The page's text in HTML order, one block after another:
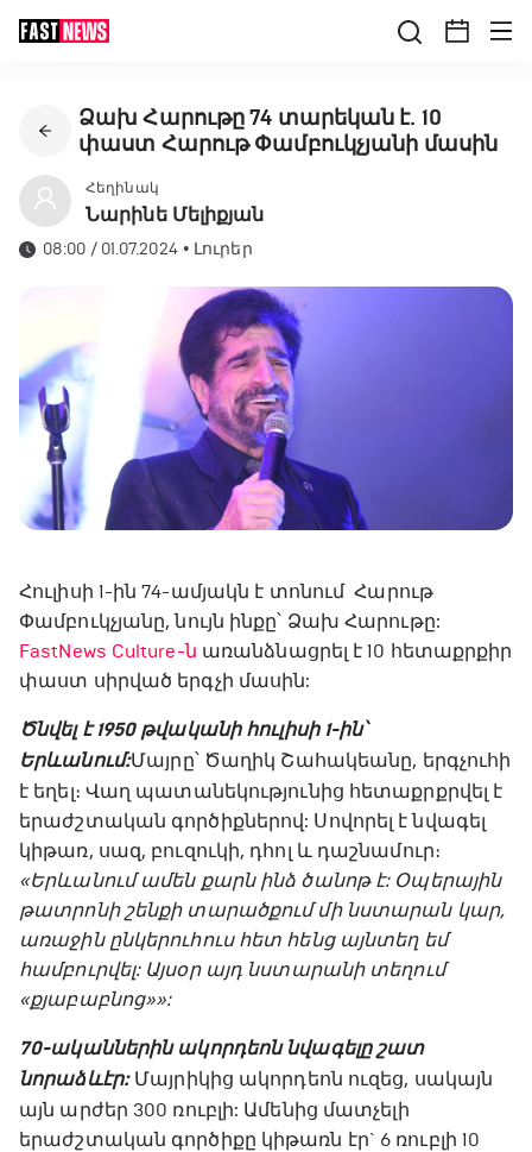
Ձախ Հարութը 74 տարեկան է. 10
փաստ Հարութ Փամբուկչյանի մասին
Հեղինակ
Նարինե Մելիքյան
08:00 / 01.07.2024 • Լուրեր
Հուլիսի 1-ին 74-ամյակն է տոնում Հարութ
Փամբուկչյանը, նույն ինքը՝ Ձախ Հարութը:
FastNews Culture-ն առանձնացրել է 10 հետաքրքիր
փաստ սիրված երգչի մասին:
Ծնվել է 1950 թվականի հուլիսի 1-ին՝
Երևանում:Մայրը՝ Ծաղիկ Շահակեանը, երգչուհի
է եղել։ Վաղ պատանեկությունից հետաքրքրվել է
երաժշտական գործիքներով: Սովորել է նվագել
կիթառ, սազ, բուզուկի, դհոլ և դաշնամուր։
«Երևանում ամեն քարն ինձ ծանոթ է: Օպերային
թատրոնի շենքի տարածքում մի նստարան կար,
առաջին ընկերուհուս հետ հենց այնտեղ եմ
համբուրվել: Այսօր այդ նստարանի տեղում
«քյաբաբնոց»»:
70-ականներին ակորդեոն նվագելը շատ
նորաձև էր:Մայրիկից ակորդեոն ուզեց, սակայն
այն արժեր 300 ռուբլի: Ամենից մատչելի
երաժշտական գործիքը կիթառն էր` 6 ռուբլի 10